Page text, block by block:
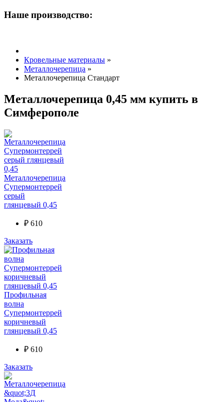
Наше производство:
Кровельные материалы »
Металлочерепица »
Металлочерепица Стандарт
Металлочерепица 0,45 мм купить в
Симферополе
Металлочерепица
Супермонтеррей
серый
глянцевый 0,45
₽ 610
Заказать
Профильная
волна
Супермонтеррей
коричневый
глянцевый 0,45
₽ 610
Заказать